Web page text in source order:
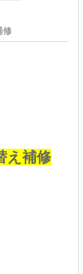
修
え補修